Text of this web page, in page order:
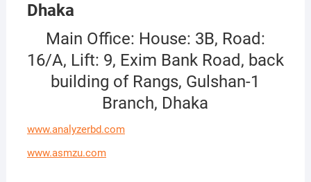
Dhaka
Main Office: House: 3B, Road:
16/A, Lift: 9, Exim Bank Road, back
building of Rangs, Gulshan-1
Branch, Dhaka
www.analyzerbd.com
www.asmzu.com